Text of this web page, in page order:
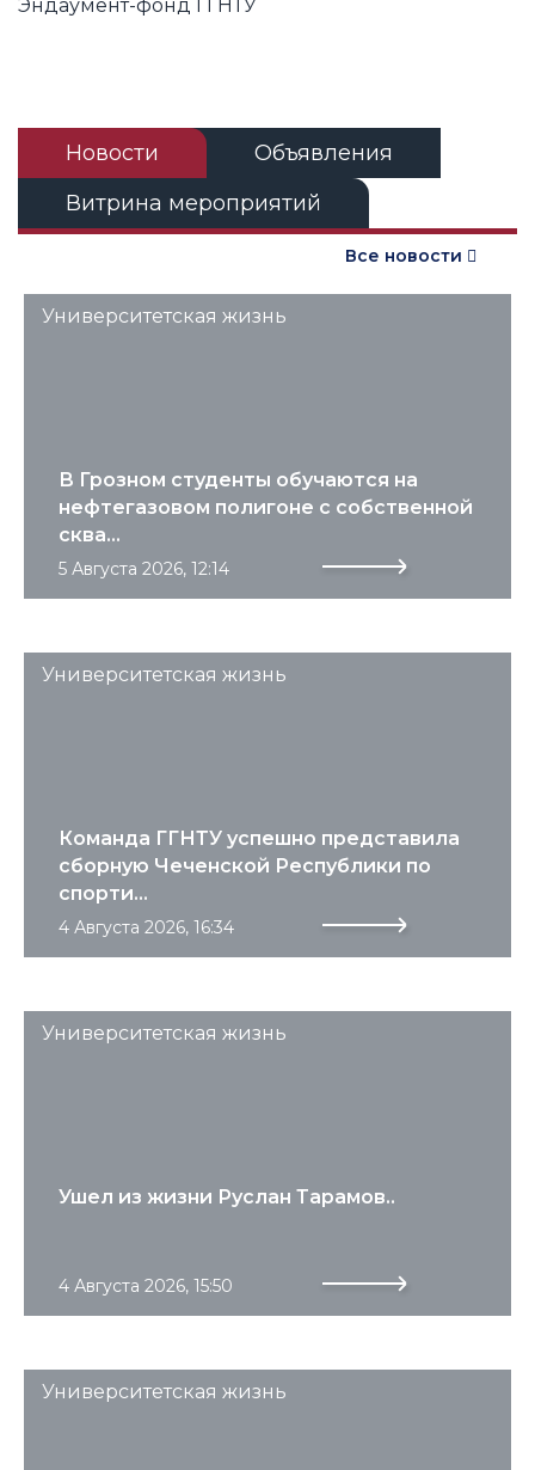
Эндаумент-фонд ГГНТУ
Новости
Объявления
Витрина мероприятий
Все новости
Университетская жизнь
5 Августа 2026, 12:14
В Грозном студенты обучаются на
нефтегазовом полигоне с собственной
сква...
Университетская жизнь
4 Августа 2026, 16:34
Команда ГГНТУ успешно представила
сборную Чеченской Республики по
спорти...
Университетская жизнь
4 Августа 2026, 15:50
Ушел из жизни Руслан Тарамов..
Университетская жизнь